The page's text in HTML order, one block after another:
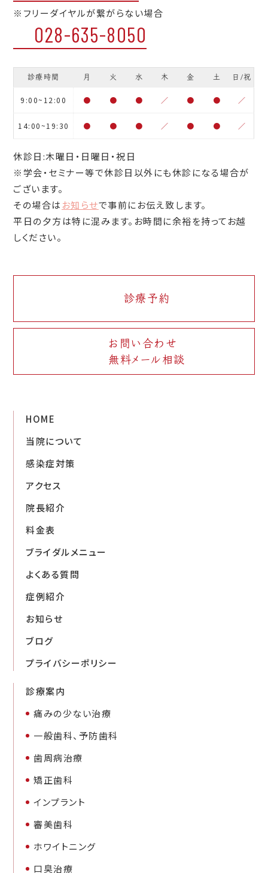
※フリーダイヤルが繋がらない場合
028-635-8050
診療時間 月 火 水 木 金 土 日/祝
9:00~12:00 ● ● ● ／ ● ● ／
14:00~19:30 ● ● ● ／ ● ● ／
休診日:木曜日・日曜日・祝日
※学会・セミナー等で休診日以外にも休診になる場合が
ございます。
その場合は お知らせで事前にお伝え致します。
平日の夕方は特に混みます。お時間に余裕を持ってお越
しください。
診療予約
お問い合わせ
無料メール相談
HOME
当院について
感染症対策
アクセス
院長紹介
料金表
ブライダルメニュー
よくある質問
症例紹介
お知らせ
ブログ
プライバシーポリシー
診療案内
痛みの少ない治療
一般歯科、予防歯科
歯周病治療
矯正歯科
インプラント
審美歯科
ホワイトニング
口臭治療